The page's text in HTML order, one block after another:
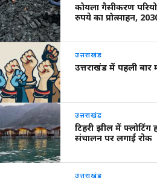
कोयला गैसीकरण
रुपये का प्रोत्साहन,
उत्तराखंड
उत्तराखंड में पहली बार
उत्तराखंड
टिहरी झील में
संचालन पर लगाई रोक
उत्तराखंड